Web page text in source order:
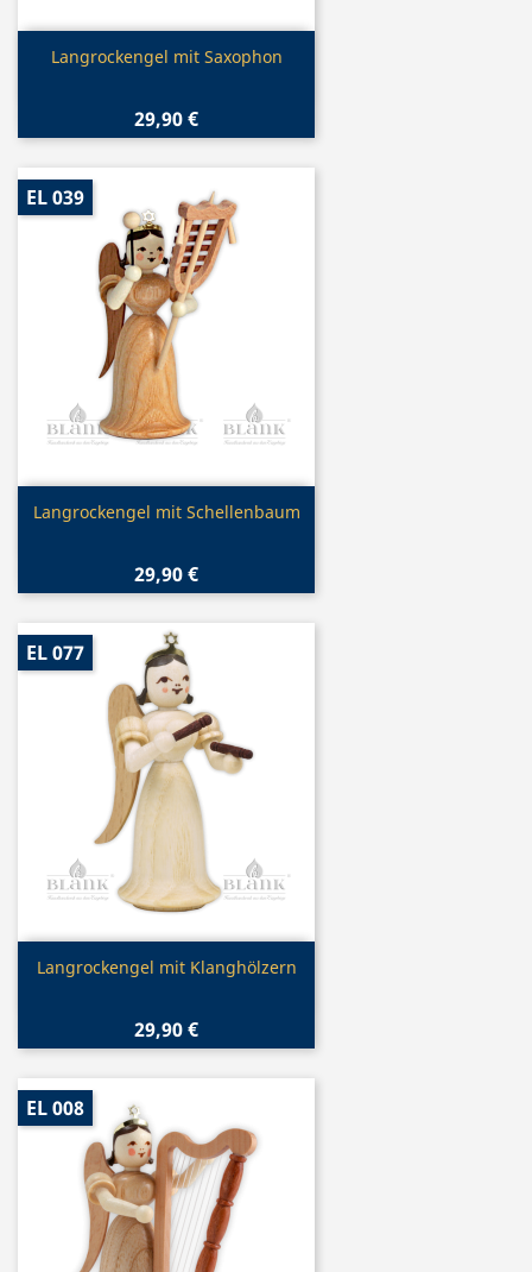
Vorschau
Langrockengel mit Saxophon
29,90 €
Vorschau
Langrockengel mit Schellenbaum
29,90 €
EL 039
Vorschau
Langrockengel mit Klanghölzern
29,90 €
EL 077
EL 008